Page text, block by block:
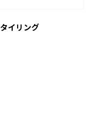
イリング